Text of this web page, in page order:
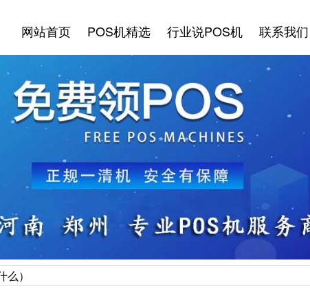
网站首页 POS机精选 行业说POS机 联系我们
）